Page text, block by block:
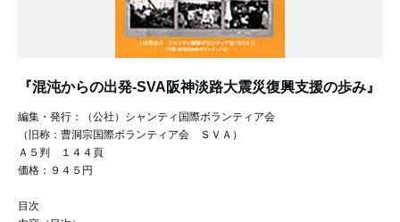
『混沌からの出発-SVA阪神淡路大震災復興支援の歩み』
編集・発行：（公社）シャンティ国際ボランティア会
（旧称：曹洞宗国際ボランティア会 ＳＶＡ）
Ａ５判 １４４頁
価格：９４５円
目次